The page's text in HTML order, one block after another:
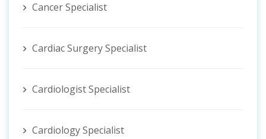
Cancer Specialist
Cardiac Surgery Specialist
Cardiologist Specialist
Cardiology Specialist